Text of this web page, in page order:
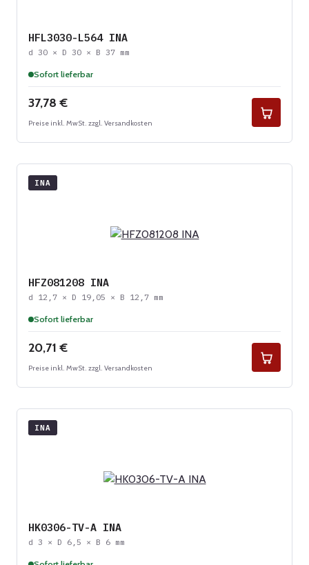
HFL3030-L564 INA
d 30 × D 30 × B 37 mm
Sofort lieferbar
Regulärer Preis:
37,78 €
Preise inkl. MwSt. zzgl. Versandkosten
INA
HFZ081208 INA
d 12,7 × D 19,05 × B 12,7 mm
Sofort lieferbar
Regulärer Preis:
20,71 €
Preise inkl. MwSt. zzgl. Versandkosten
INA
HK0306-TV-A INA
d 3 × D 6,5 × B 6 mm